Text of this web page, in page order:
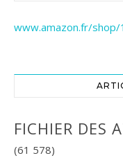
www.amazon.fr/
FICHIER DES
(61 578)